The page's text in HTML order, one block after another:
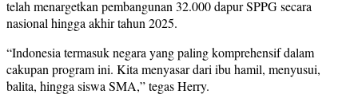
telah menargetkan pembangunan 32.000 dapur SPPG secara
nasional hingga akhir tahun 2025.
“Indonesia termasuk negara yang paling komprehensif dalam
cakupan program ini. Kita menyasar dari ibu hamil, menyusui,
balita, hingga siswa SMA,” tegas Herry.